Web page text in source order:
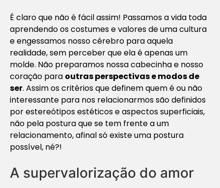
É claro que não é fácil assim! Passamos a vida toda
aprendendo os costumes e valores de uma cultura
e engessamos nosso cérebro para aquela
realidade, sem perceber que ela é apenas um
molde. Não preparamos nossa cabecinha e nosso
coração para outras perspectivas e modos de
ser. Assim os critérios que definem quem é ou não
interessante para nos relacionarmos são definidos
por estereótipos estéticos e aspectos superficiais,
não pela postura que se tem frente a um
relacionamento, afinal só existe uma postura
possível, né?!
A supervalorização do amor